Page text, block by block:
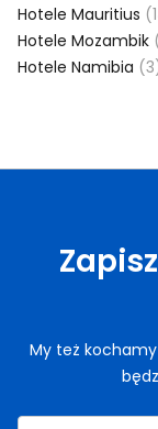
Hotele Mauritius
Hotele Mozambik
Hotele Namibia
My też